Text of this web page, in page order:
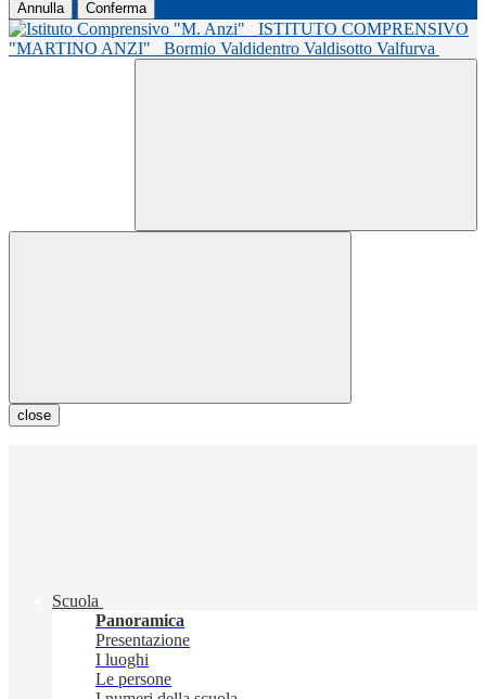
Annulla Conferma
ISTITUTO COMPRENSIVO
"MARTINO ANZI"
Bormio Valdidentro Valdisotto Valfurva
close
Scuola
Panoramica
Presentazione
I luoghi
Le persone